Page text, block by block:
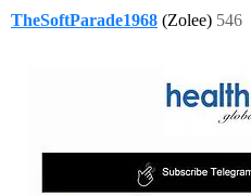
TheSoftParade1968 (Zolee) 546